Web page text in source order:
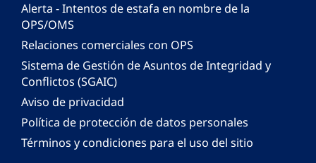
Alerta - Intentos de estafa en nombre de la
OPS/OMS
Relaciones comerciales con OPS
Sistema de Gestión de Asuntos de Integridad y
Conflictos (SGAIC)
Aviso de privacidad
Política de protección de datos personales
Términos y condiciones para el uso del sitio